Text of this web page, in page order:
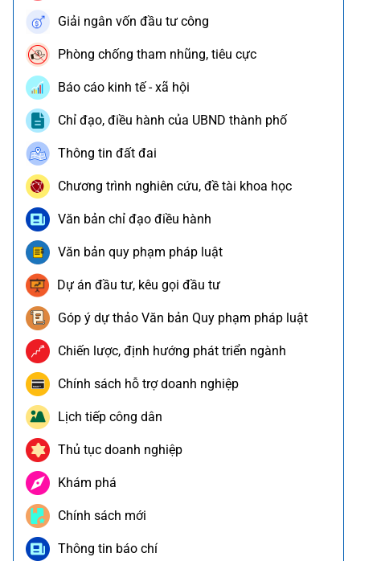
Giải ngân vốn đầu tư công
Phòng chống tham nhũng, tiêu cực
Báo cáo kinh tế - xã hội
Chỉ đạo, điều hành của UBND thành phố
Thông tin đất đai
Chương trình nghiên cứu, đề tài khoa học
Văn bản chỉ đạo điều hành
Văn bản quy phạm pháp luật
Dự án đầu tư, kêu gọi đầu tư
Góp ý dự thảo Văn bản Quy phạm pháp luật
Chiến lược, định hướng phát triển ngành
Chính sách hỗ trợ doanh nghiệp
Lịch tiếp công dân
Thủ tục doanh nghiệp
Khám phá
Chính sách mới
Thông tin báo chí